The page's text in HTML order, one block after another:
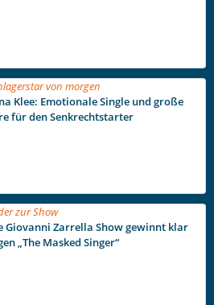
von morgen
Klee: Emotionale Single und große
für den Senkrechtstarter
zur Show
Giovanni Zarrella Show gewinnt klar
„The Masked Singer“